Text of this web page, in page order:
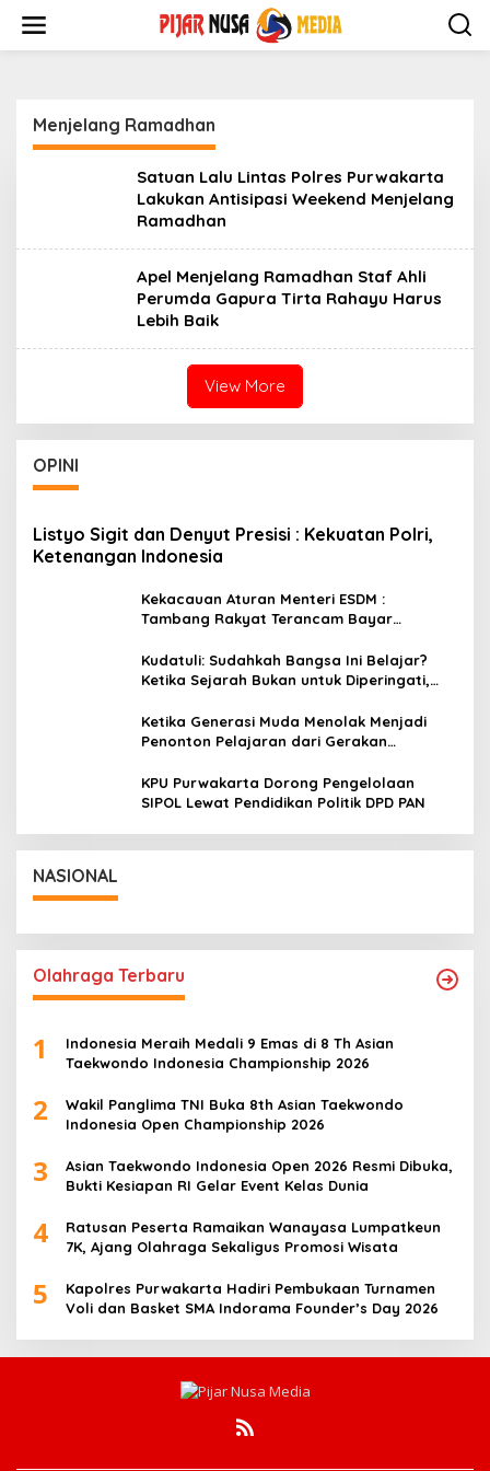
content
Menjelang Ramadhan
Satuan Lalu Lintas Polres Purwakarta
Lakukan Antisipasi Weekend Menjelang
Ramadhan
Apel Menjelang Ramadhan Staf Ahli
Perumda Gapura Tirta Rahayu Harus
Lebih Baik
View More
OPINI
Listyo Sigit dan Denyut Presisi : Kekuatan Polri,
Ketenangan Indonesia
Kekacauan Aturan Menteri ESDM :
Tambang Rakyat Terancam Bayar
Kudatuli: Sudahkah Bangsa Ini Belajar?
Ketika Sejarah Bukan untuk Diperingati,
Ketika Generasi Muda Menolak Menjadi
Penonton Pelajaran dari Gerakan
KPU Purwakarta Dorong Pengelolaan
SIPOL Lewat Pendidikan Politik DPD PAN
NASIONAL
Olahraga Terbaru
1
Indonesia Meraih Medali 9 Emas di 8 Th Asian
Taekwondo Indonesia Championship 2026
2
Wakil Panglima TNI Buka 8th Asian Taekwondo
Indonesia Open Championship 2026
3
Asian Taekwondo Indonesia Open 2026 Resmi Dibuka,
Bukti Kesiapan RI Gelar Event Kelas Dunia
4
Ratusan Peserta Ramaikan Wanayasa Lumpatkeun
7K, Ajang Olahraga Sekaligus Promosi Wisata
5
Kapolres Purwakarta Hadiri Pembukaan Turnamen
Voli dan Basket SMA Indorama Founder’s Day 2026